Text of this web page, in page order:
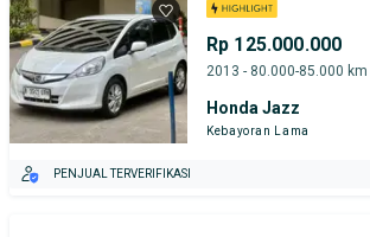
Rp 125.000.000
2013 - 80.000-85.000 km
Honda Jazz
Kebayoran Lama
PENJUAL TERVERIFIKASI